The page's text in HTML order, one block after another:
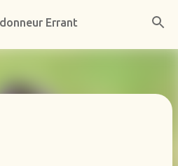
contenu principal
Errant